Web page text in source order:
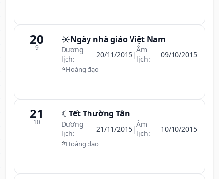
20
9
☀️Ngày nhà giáo Việt Nam
Dương
lịch:
20/11/2015|Âm
lịch:
09/10/2015
⭐Hoàng đạo
21
10
☾ Tết Thường Tân
Dương
lịch:
21/11/2015|Âm
lịch:
10/10/2015
⭐Hoàng đạo